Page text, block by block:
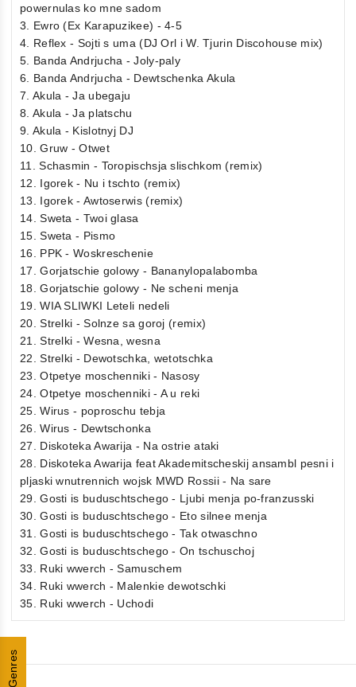
Genres
powernulas ko mne sadom
3. Ewro (Ex Karapuzikee) - 4-5
4. Reflex - Sojti s uma (DJ Orl i W. Tjurin Discohouse mix)
5. Banda Andrjucha - Joly-paly
6. Banda Andrjucha - Dewtschenka Akula
7. Akula - Ja ubegaju
8. Akula - Ja platschu
9. Akula - Kislotnyj DJ
10. Gruw - Otwet
11. Schasmin - Toropischsja slischkom (remix)
12. Igorek - Nu i tschto (remix)
13. Igorek - Awtoserwis (remix)
14. Sweta - Twoi glasa
15. Sweta - Pismo
16. PPK - Woskreschenie
17. Gorjatschie golowy - Bananylopalabomba
18. Gorjatschie golowy - Ne scheni menja
19. WIA SLIWKI Leteli nedeli
20. Strelki - Solnze sa goroj (remix)
21. Strelki - Wesna, wesna
22. Strelki - Dewotschka, wetotschka
23. Otpetye moschenniki - Nasosy
24. Otpetye moschenniki - A u reki
25. Wirus - poproschu tebja
26. Wirus - Dewtschonka
27. Diskoteka Awarija - Na ostrie ataki
28. Diskoteka Awarija feat Akademitscheskij ansambl pesni i
pljaski wnutrennich wojsk MWD Rossii - Na sare
29. Gosti is buduschtschego - Ljubi menja po-franzusski
30. Gosti is buduschtschego - Eto silnee menja
31. Gosti is buduschtschego - Tak otwaschno
32. Gosti is buduschtschego - On tschuschoj
33. Ruki wwerch - Samuschem
34. Ruki wwerch - Malenkie dewotschki
35. Ruki wwerch - Uchodi